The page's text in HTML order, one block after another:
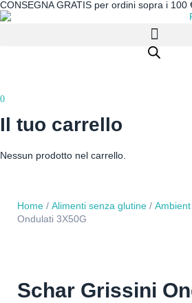
CONSEGNA GRATIS per ordini sopra i 100
0
Il tuo carrello
Nessun prodotto nel carrello.
Home / Alimenti senza glutine / Ambient
Ondulati 3X50G
Schar Grissini